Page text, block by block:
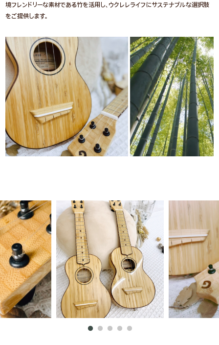
境フレンドリーな素材である竹を活用し、ウクレレライフにサステナブルな選択肢
をご提供します。